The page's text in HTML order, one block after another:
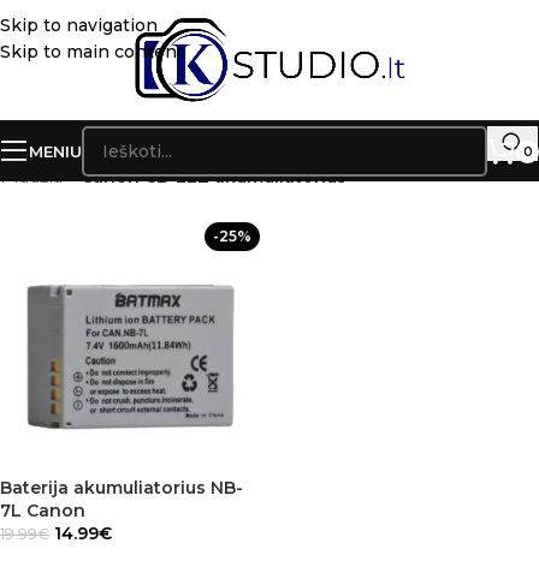
Skip to navigation
Skip to main content
MENIU 0
Pradžia»Canon CB-2LZ akumuliatorius
-25%
Baterija akumuliatorius NB-
7L Canon
19.99€ 14.99€